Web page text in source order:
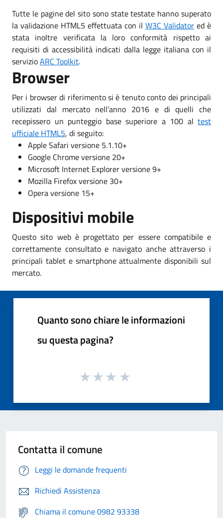
Tutte le pagine del sito sono state testate hanno superato
la validazione HTML5 effettuata con il W3C Validator ed è
stata inoltre verificata la loro conformità rispetto ai
requisiti di accessibilità indicati dalla legge italiana con il
servizioARC Toolkit.
Browser
Per i browser di riferimento si è tenuto conto dei principali
utilizzati dal mercato nell’anno 2016 e di quelli che
recepissero un punteggio base superiore a 100 al test
ufficiale HTML5, di seguito:
Apple Safari versione 5.1.10+
Google Chrome versione 20+
Microsoft Internet Explorer versione 9+
Mozilla Firefox versione 30+
Opera versione 15+
Dispositivi mobile
Questo sito web è progettato per essere compatibile e
correttamente consultato e navigato anche attraverso i
principali tablet e smartphone attualmente disponibili sul
mercato.
Quanto sono chiare le informazioni
su questa pagina?
Contatta il comune
Leggi le domande frequenti
Richiedi Assistenza
Chiama il comune 0982 93338